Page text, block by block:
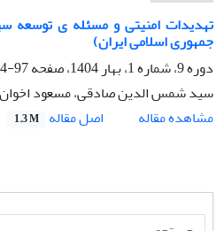
تهدیدات امنیتی و مسئله ی توسعه
جمهوری اسلامی ایران)
دوره 9، شماره 1، بهار 1404، صفحه
97-124
سید شمس الدین صادقی، مسعود اخوان
مشاهده مقاله
اصل مقاله 1.3 M